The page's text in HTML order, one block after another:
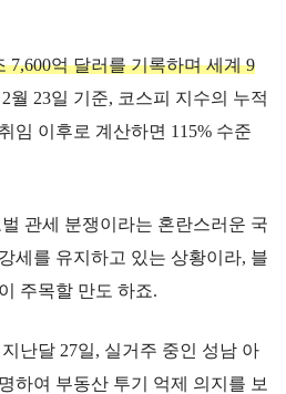
7,600억 달러를 기록하며 세계 9
월 23일 기준, 코스피 지수의 누적
임 이후로 계산하면 115% 수준
관세 분쟁이라는 혼란스러운 국
세를 유지하고 있는 상황이라, 블
주목할 만도 하죠.
난달 27일, 실거주 중인 성남 아
하여 부동산 투기 억제 의지를 보